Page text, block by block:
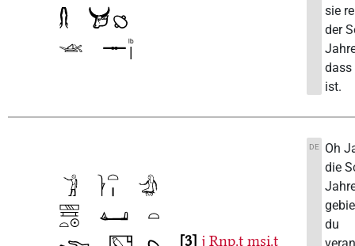
sie
der
dass
ist.
3 j Rnp.t msi̯.t
DE
Oh
die
du